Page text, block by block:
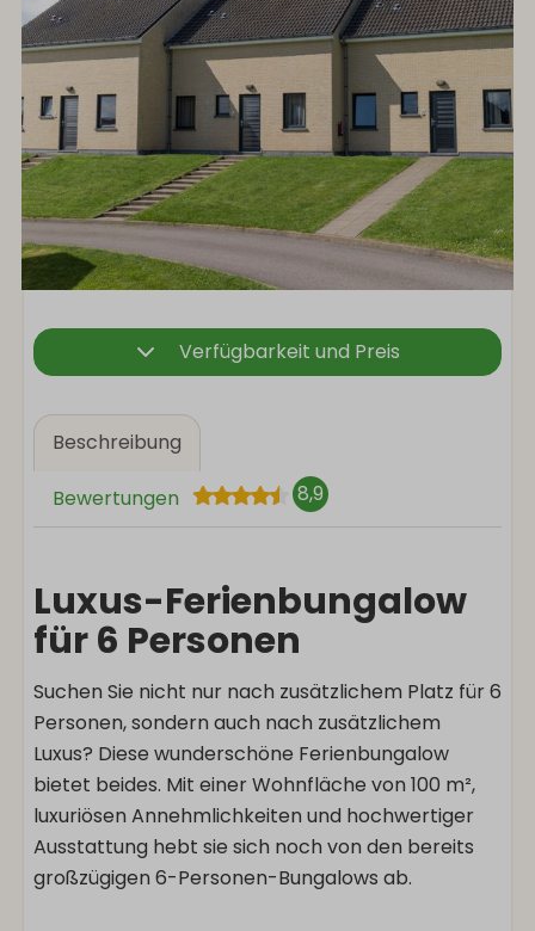
Verfügbarkeit und Preis
Beschreibung
Bewertungen 8,9
Luxus-Ferienbungalow
für 6 Personen
Suchen Sie nicht nur nach zusätzlichem Platz für 6
Personen, sondern auch nach zusätzlichem
Luxus? Diese wunderschöne Ferienbungalow
bietet beides. Mit einer Wohnfläche von 100 m²,
luxuriösen Annehmlichkeiten und hochwertiger
Ausstattung hebt sie sich noch von den bereits
großzügigen 6-Personen-Bungalows ab.